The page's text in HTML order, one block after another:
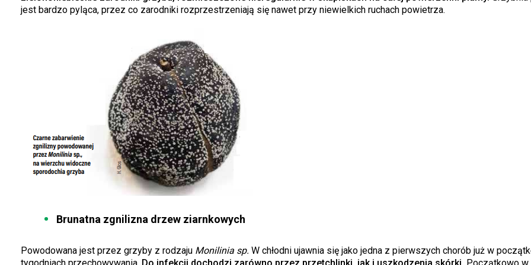
jest bardzo pyląca, przez co zarodniki rozprzestrzeniają się nawet przy niewielkich ruchach powietrza.
Brunatna zgnilizna drzew ziarnkowych
Powodowana jest przez grzyby z rodzaju Monilinia sp. W chłodni ujawnia się jako jedna z pierwszych chorób już w